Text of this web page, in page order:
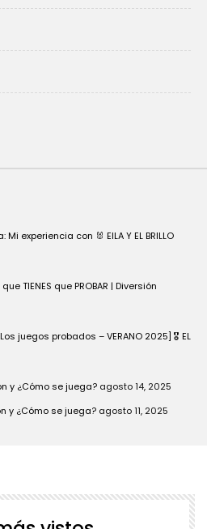
experiencia con 🐰 EILA Y EL BRILLO
TIENES que PROBAR | Diversión
juegos probados – VERANO 2025] 🎖️ EL
y ¿Cómo se juega? agosto 14, 2025
y ¿Cómo se juega? agosto 11, 2025